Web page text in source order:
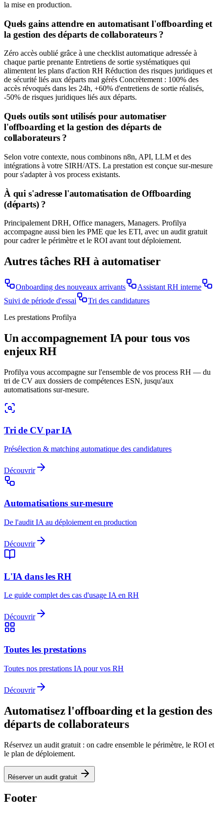
la mise en production.
Quels gains attendre en automatisant l'offboarding et
la gestion des départs de collaborateurs ?
Zéro accès oublié grâce à une checklist automatique adressée à
chaque partie prenante Entretiens de sortie systématiques qui
alimentent les plans d'action RH Réduction des risques juridiques et
de sécurité liés aux départs mal gérés Concrètement : 100% des
accès révoqués dans les 24h, +60% d'entretiens de sortie réalisés,
-50% de risques juridiques liés aux départs.
Quels outils sont utilisés pour automatiser
l'offboarding et la gestion des départs de
collaborateurs ?
Selon votre contexte, nous combinons n8n, API, LLM et des
intégrations à votre SIRH/ATS. La prestation est conçue sur-mesure
pour s'adapter à vos process existants.
À qui s'adresse l'automatisation de Offboarding
(départs) ?
Principalement DRH, Office managers, Managers. Profilya
accompagne aussi bien les PME que les ETI, avec un audit gratuit
pour cadrer le périmètre et le ROI avant tout déploiement.
Autres tâches RH à automatiser
Onboarding des nouveaux arrivants
Assistant RH interne
Suivi de période d'essai
Tri des candidatures
Les prestations Profilya
Un accompagnement IA pour tous vos
enjeux RH
Profilya vous accompagne sur l'ensemble de vos process RH — du
tri de CV aux dossiers de compétences ESN, jusqu'aux
automatisations sur-mesure.
Tri de CV par IA
Présélection & matching automatique des candidatures
Découvrir
Automatisations sur-mesure
De l'audit IA au déploiement en production
Découvrir
L'IA dans les RH
Le guide complet des cas d'usage IA en RH
Découvrir
Toutes les prestations
Toutes nos prestations IA pour vos RH
Découvrir
Automatisezl'offboarding et la gestion des
départs de collaborateurs
Réservez un audit gratuit : on cadre ensemble le périmètre, le ROI et
le plan de déploiement.
Réserver un audit gratuit
Footer